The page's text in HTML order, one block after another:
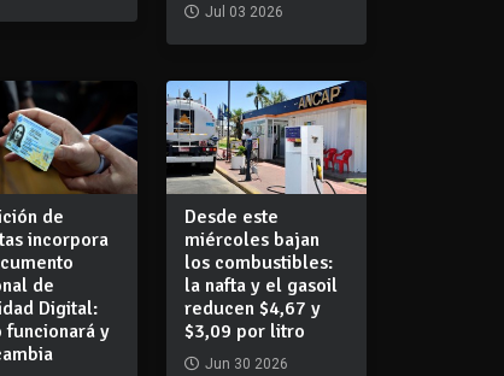
Jul 03 2026
de
incorpora
de
Digital:
funcionará y
Desde este
miércoles bajan
los combustibles:
la nafta y el gasoil
reducen $4,67 y
$3,09 por litro
Jun 30 2026